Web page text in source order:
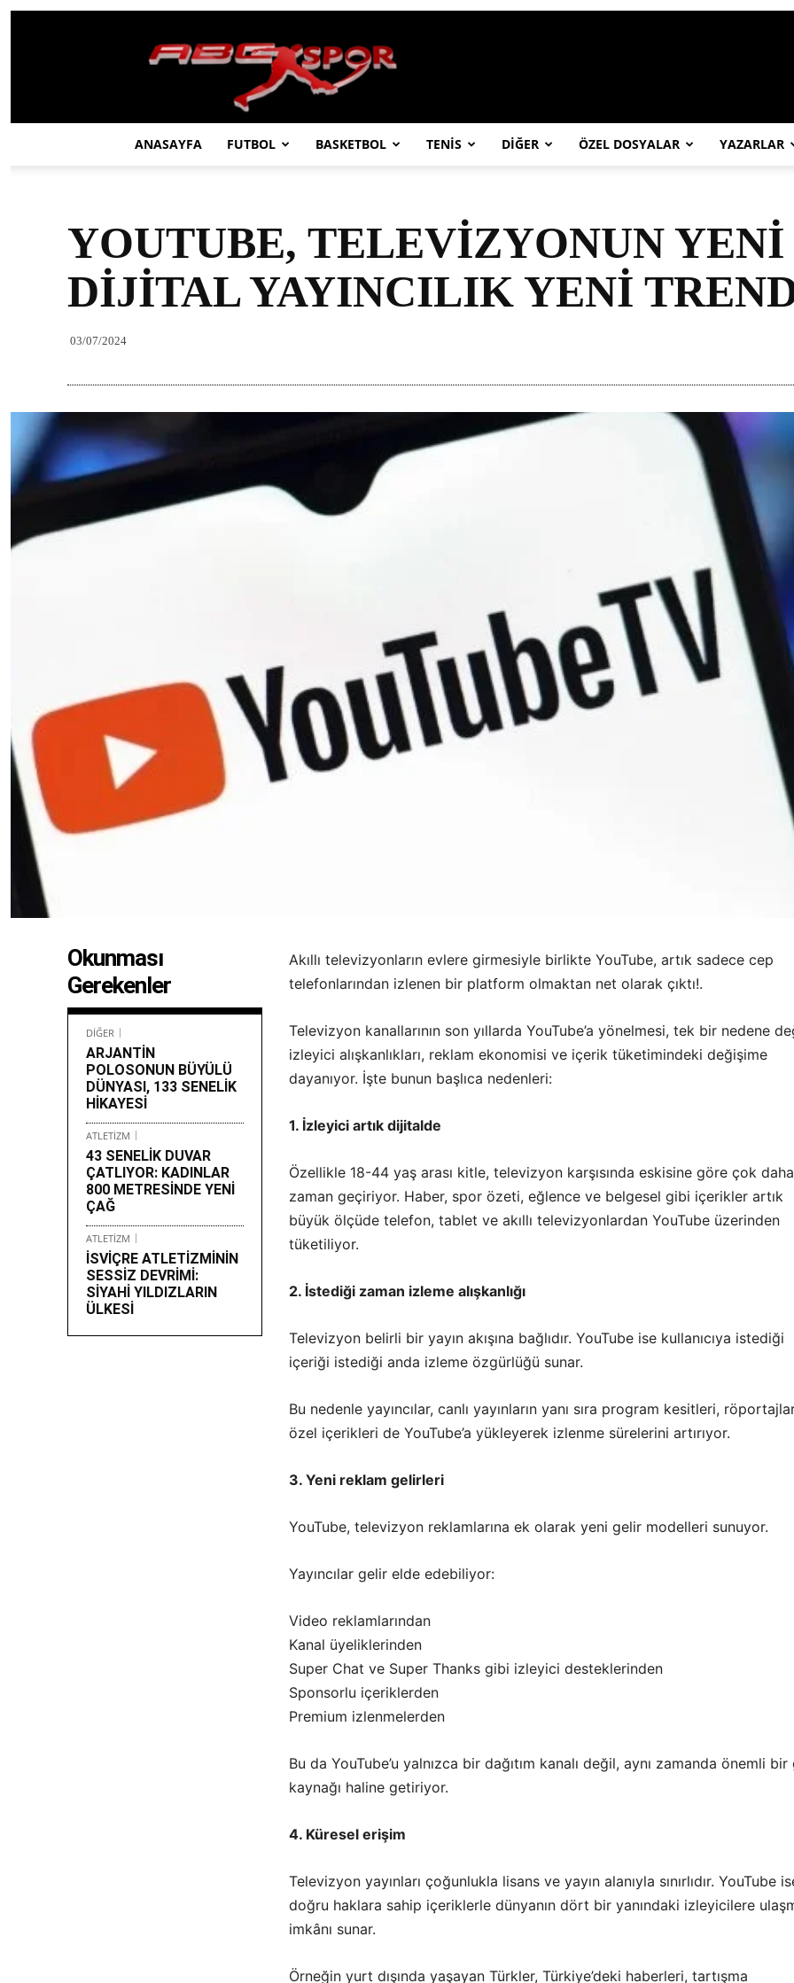
ABC
SPOR
ANASAYFA FUTBOL BASKETBOL TENİS DİĞER ÖZEL DOSYALAR YAZARLAR
YOUTUBE, TELEVİZYONUN
DİJİTAL YAYINCILIK YENİ
03/07/2024
Okunması
Gerekenler
DİĞER
ARJANTİN
POLOSONUN BÜYÜLÜ
DÜNYASI, 133 SENELİK
HİKAYESİ
ATLETİZM
43 SENELİK DUVAR
ÇATLIYOR: KADINLAR
800 METRESİNDE YENİ
ÇAĞ
ATLETİZM
İSVİÇRE ATLETİZMİNİN
SESSİZ DEVRİMİ:
SİYAHİ YILDIZLARIN
ÜLKESİ
Akıllı televizyonların evlere girmesiyle birlikte YouTube, artık sadece cep
telefonlarından izlenen bir platform olmaktan net olarak çıktı!.
Televizyon kanallarının son yıllarda YouTube’a yönelmesi, tek bir nedene
izleyici alışkanlıkları, reklam ekonomisi ve içerik tüketimindeki değişime
dayanıyor. İşte bunun başlıca nedenleri:
1. İzleyici artık dijitalde
Özellikle 18-44 yaş arası kitle, televizyon karşısında eskisine göre çok
zaman geçiriyor. Haber, spor özeti, eğlence ve belgesel gibi içerikler artık
büyük ölçüde telefon, tablet ve akıllı televizyonlardan YouTube üzerinden
tüketiliyor.
2. İstediği zaman izleme alışkanlığı
Televizyon belirli bir yayın akışına bağlıdır. YouTube ise kullanıcıya istediği
içeriği istediği anda izleme özgürlüğü sunar.
Bu nedenle yayıncılar, canlı yayınların yanı sıra program kesitleri,
özel içerikleri de YouTube’a yükleyerek izlenme sürelerini artırıyor.
3. Yeni reklam gelirleri
YouTube, televizyon reklamlarına ek olarak yeni gelir modelleri sunuyor.
Yayıncılar gelir elde edebiliyor:
Video reklamlarından
Kanal üyeliklerinden
Super Chat ve Super Thanks gibi izleyici desteklerinden
Sponsorlu içeriklerden
Premium izlenmelerden
Bu da YouTube’u yalnızca bir dağıtım kanalı değil, aynı zamanda önemli
kaynağı haline getiriyor.
4. Küresel erişim
Televizyon yayınları çoğunlukla lisans ve yayın alanıyla sınırlıdır. YouTube
doğru haklara sahip içeriklerle dünyanın dört bir yanındaki izleyicilere
imkânı sunar.
Örneğin yurt dışında yaşayan Türkler, Türkiye’deki haberleri, tartışma